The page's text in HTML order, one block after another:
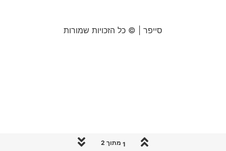
1 מתוך 2
סייפר | © כל הזכויות שמורות